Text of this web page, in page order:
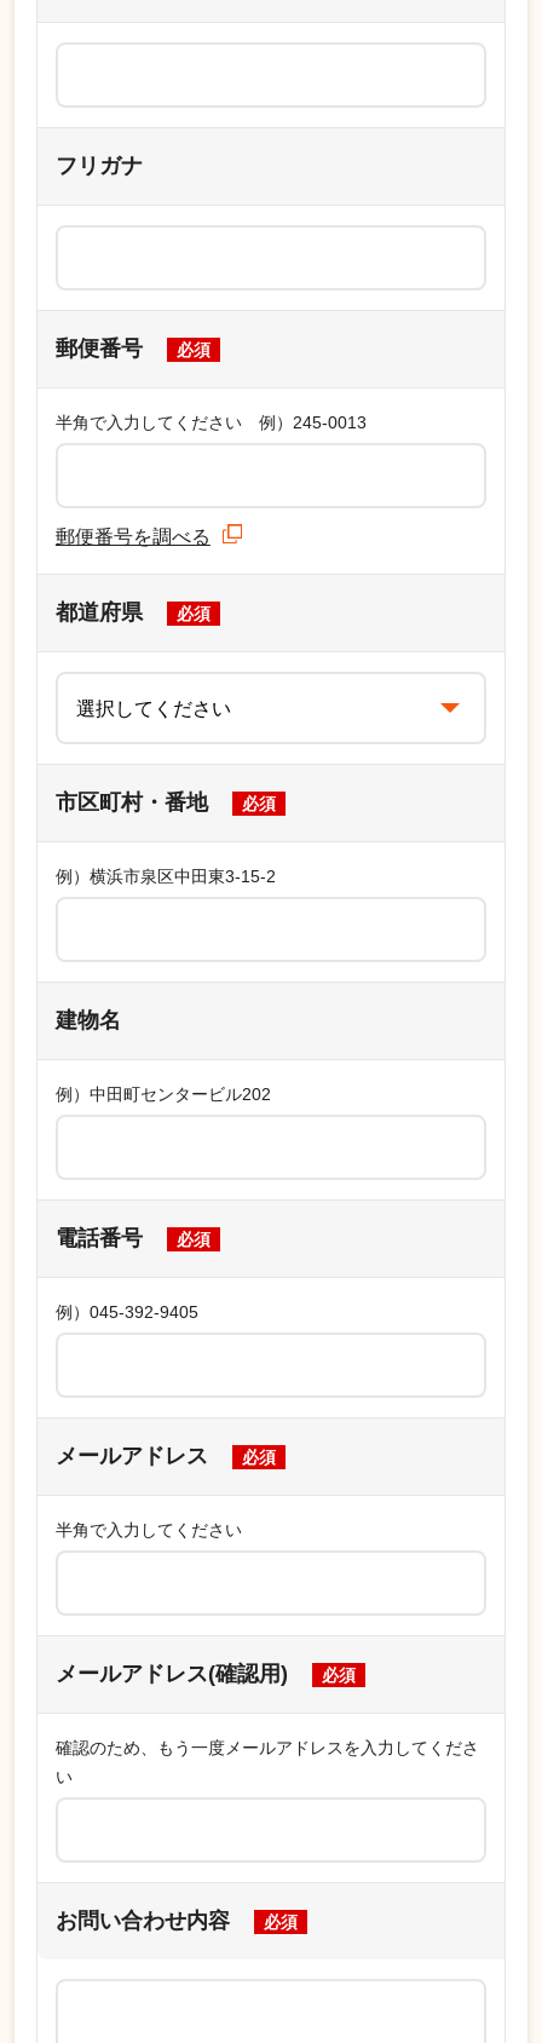
フリガナ
郵便番号 必須
半角で入力してください 例）245-0013
郵便番号を調べる
都道府県 必須
市区町村・番地 必須
例）横浜市泉区中田東3-15-2
建物名
例）中田町センタービル202
電話番号 必須
例）045-392-9405
メールアドレス 必須
半角で入力してください
メールアドレス(確認用) 必須
確認のため、もう一度メールアドレスを入力してくださ
い
お問い合わせ内容 必須